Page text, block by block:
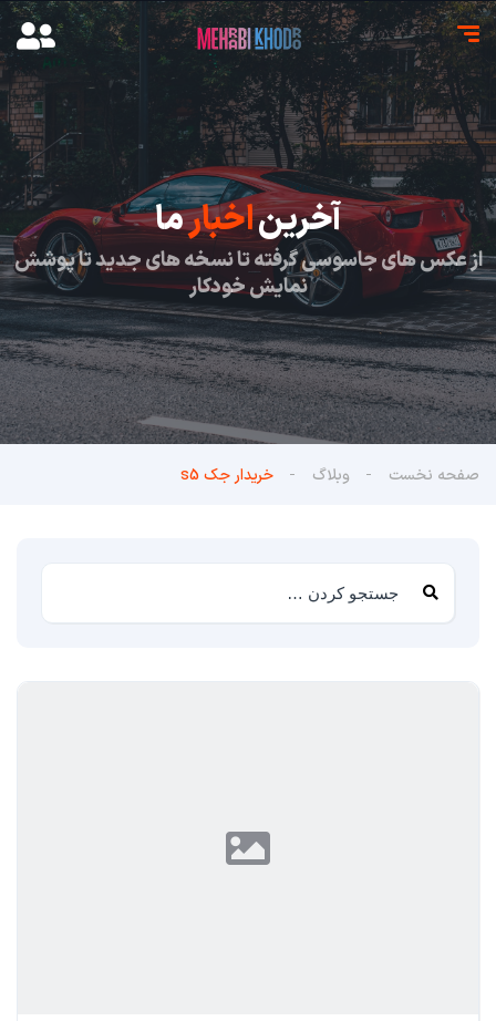
آخریناخبارما
از عکس های جاسوسی گرفته تا نسخه های جدید تا پوشش
نمایش خودکار
صفحه نخست وبلاگ خریدار جک s5